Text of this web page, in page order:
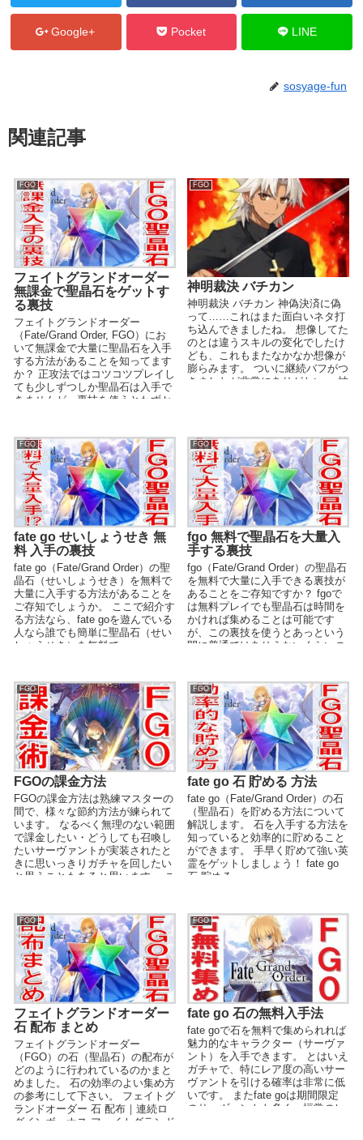
Google+ Pocket LINE
sosyage-fun
関連記事
FGO
フェイトグランドオーダー
無課金で聖晶石をゲットす
る裏技
フェイトグランドオーダー
（Fate/Grand Order, FGO）にお
いて無課金で大量に聖晶石を入手
する方法があることを知ってます
か？ 正攻法ではコツコツプレイし
ても少しずつしか聖晶石は入手で
きませんが、裏技を使うとわずか
FGO
神明裁決 バチカン
神明裁決 バチカン 神偽決済に偽
って……これはまた面白いネタ打
ち込んできましたね。 想像してた
のとは違うスキルの変化でしたけ
ども、これもまたなかなか想像が
膨らみます。 ついに継続バフがつ
きましたが非常にありがたい。 神
FGO
fate go せいしょうせき 無
料 入手の裏技
fate go（Fate/Grand Order）の聖
晶石（せいしょうせき）を無料で
大量に入手する方法があることを
ご存知でしょうか。 ここで紹介す
る方法なら、fate goを遊んでいる
人なら誰でも簡単に聖晶石（せい
しょうせき）を無料で...
FGO
fgo 無料で聖晶石を大量入
手する裏技
fgo（Fate/Grand Order）の聖晶石
を無料で大量に入手できる裏技が
あることをご存知ですか？ fgoで
は無料プレイでも聖晶石は時間を
かければ集めることは可能です
が、この裏技を使うとあっという
間に普通ではありえないくらいの
FGO
FGOの課金方法
FGOの課金方法は熟練マスターの
間で、様々な節約方法が練られて
います。 なるべく無理のない範囲
で課金したい・どうしても召喚し
たいサーヴァントが実装されたと
きに思いっきりガチャを回したい
と思うこともあると思います。 こ
FGO
fate go 石 貯める 方法
fate go（Fate/Grand Order）の石
（聖晶石）を貯める方法について
解説します。 石を入手する方法を
知っていると効率的に貯めること
ができます。 手早く貯めて強い英
霊をゲットしましょう！ fate go
石 貯める ...
FGO
フェイトグランドオーダー
石 配布 まとめ
フェイトグランドオーダー
（FGO）の石（聖晶石）の配布が
どのように行われているのかまと
めました。 石の効率のよい集め方
の参考にして下さい。 フェイトグ
ランドオーダー 石 配布｜連続ロ
グインボーナス フェイトグランド
FGO
fate go 石の無料入手法
fate goで石を無料で集められれば
魅力的なキャラクター（サーヴァ
ント）を入手できます。 とはいえ
ガチャで、特にレア度の高いサー
ヴァントを引ける確率は非常に低
いです。 またfate goは期間限定
のサーヴァントも多く、恒常のレ